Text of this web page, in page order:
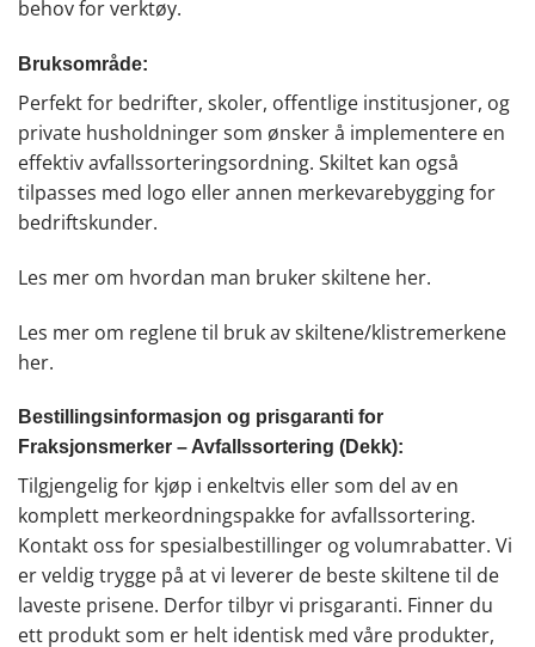
behov for verktøy.
Bruksområde:
Perfekt for bedrifter, skoler, offentlige institusjoner, og
private husholdninger som ønsker å implementere en
effektiv avfallssorteringsordning. Skiltet kan også
tilpasses med logo eller annen merkevarebygging for
bedriftskunder.
Les mer om hvordan man bruker skiltene her.
Les mer om reglene til bruk av skiltene/klistremerkene
her.
Bestillingsinformasjon og prisgaranti for
Fraksjonsmerker – Avfallssortering (Dekk):
Tilgjengelig for kjøp i enkeltvis eller som del av en
komplett merkeordningspakke for avfallssortering.
Kontakt oss for spesialbestillinger og volumrabatter. Vi
er veldig trygge på at vi leverer de beste skiltene til de
laveste prisene. Derfor tilbyr vi prisgaranti. Finner du
ett produkt som er helt identisk med våre produkter,